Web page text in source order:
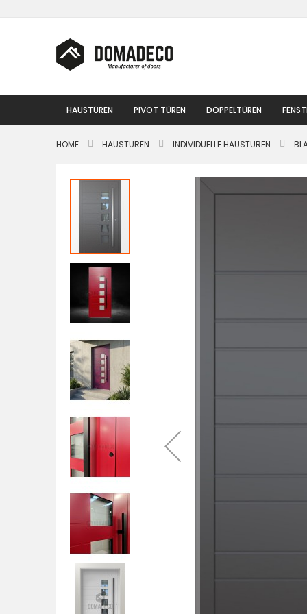
Inhalt
HAUSTÜREN PIVOT TÜREN DOPPELTÜREN
HOME HAUSTÜREN INDIVIDUELLE HAUSTÜREN
Zum
Bildgalerie
springen